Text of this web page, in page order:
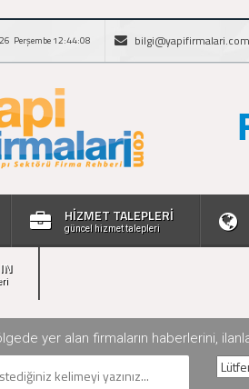
Perşembe 12:44:09 bilgi@yapifirmalari.com
HİZMET TALEPLERİ
güncel hizmet talepleri
yer alan firmaların haberlerini,